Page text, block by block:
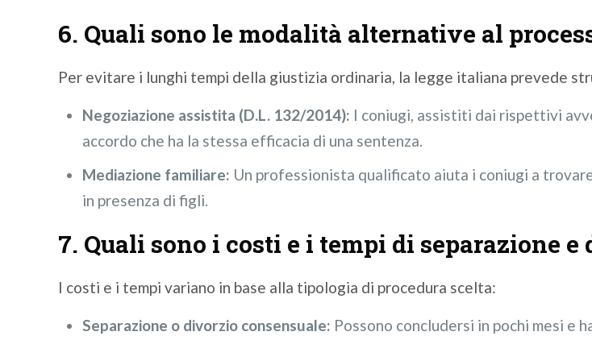
6. Quali sono le modalità alternative al
Per evitare i lunghi tempi della giustizia ordinaria, la legge italiana prevede
Negoziazione assistita (D.L. 132/2014): I coniugi, assistiti dai rispettivi
accordo che ha la stessa efficacia di una sentenza.
Mediazione familiare: Un professionista qualificato aiuta i coniugi a
in presenza di figli.
7. Quali sono i costi e i tempi di separazione e
I costi e i tempi variano in base alla tipologia di procedura scelta:
Separazione o divorzio consensuale: Possono concludersi in pochi mesi e